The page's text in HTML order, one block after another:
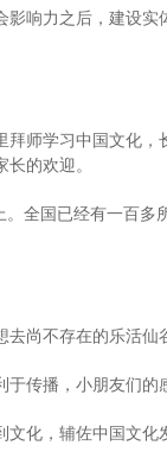
响力之后，建设实
师学习中国文化，
的欢迎。
全国已经有一百多
尚不存在的乐活仙
传播，小朋友们的
化，辅佐中国文化